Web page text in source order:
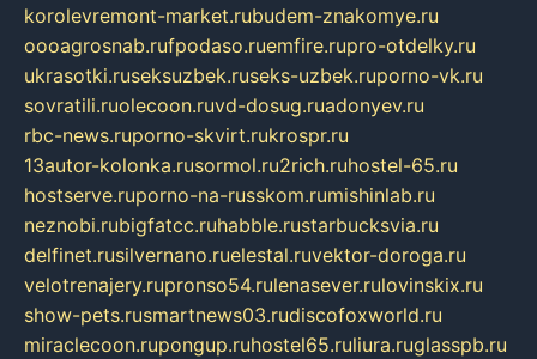
korolevremont-market.rubudem-znakomye.ru
oooagrosnab.rufpodaso.ruemfire.rupro-otdelky.ru
ukrasotki.ruseksuzbek.ruseks-uzbek.ruporno-vk.ru
sovratili.ruolecoon.ruvd-dosug.ruadonyev.ru
rbc-news.ruporno-skvirt.rukrospr.ru
13autor-kolonka.rusormol.ru2rich.ruhostel-65.ru
hostserve.ruporno-na-russkom.rumishinlab.ru
neznobi.rubigfatcc.ruhabble.rustarbucksvia.ru
delfinet.rusilvernano.ruelestal.ruvektor-doroga.ru
velotrenajery.rupronso54.rulenasever.rulovinskix.ru
show-pets.rusmartnews03.rudiscofoxworld.ru
miraclecoon.rupongup.ruhostel65.ruliura.ruglasspb.ru